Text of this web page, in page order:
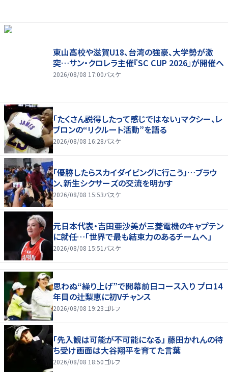
東山高校や滋賀U18、台湾の強豪、大学勢が激
突…サン・クロレラ主催『SC CUP 2026』が開催へ
2026/08/08 17:00バスケ
「たくさん説得したって感じではない」マクシー、レ
ブロンの“リクルート活動”を語る
2026/08/08 16:28バスケ
「優勝したらスカイダイビングに行こう」…ブラウ
ン、新生シクサーズの交流を明かす
2026/08/08 15:53バスケ
元日本代表・吉田亜沙美が三菱電機のキャプテン
に就任…「世界で最も結束力のあるチームへ」
2026/08/08 15:51 バスケ
思わぬ“繰り上げ”で開幕前日コース入り プロ14
年目の辻梨恵に初Vチャンス
2026/08/08 19:23ゴルフ
「先入観は可能が不可能になる」 藤田かれんの待
ち受け画面は大谷翔平を育てた言葉
2026/08/08 18:50ゴルフ